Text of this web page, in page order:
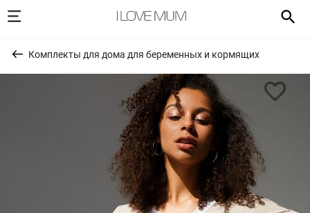
Комплекты для дома для беременных и кормящих